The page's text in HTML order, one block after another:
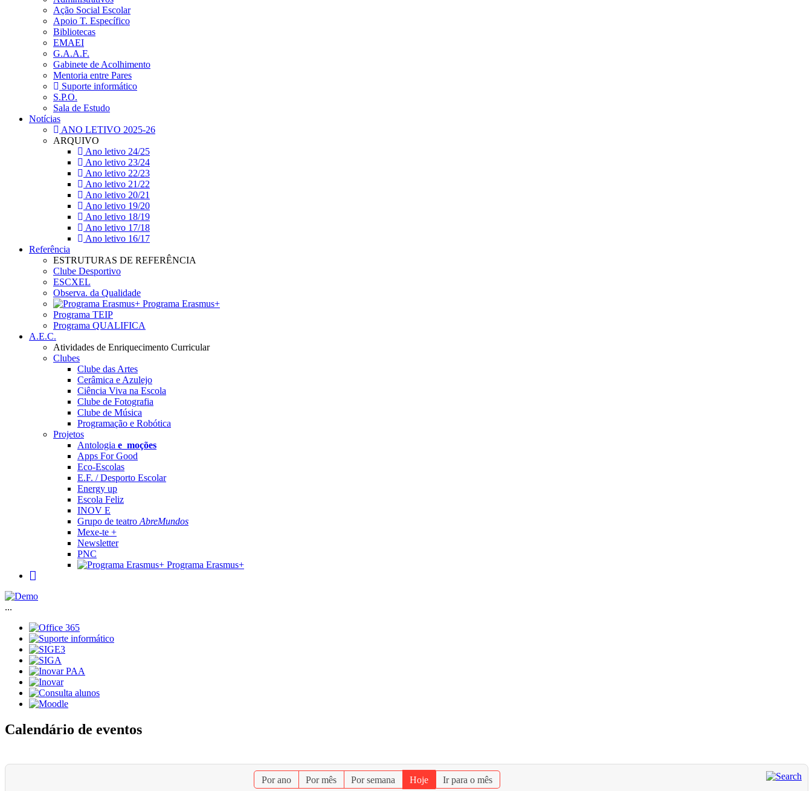
Ação Social Escolar
Apoio T. Específico
Bibliotecas
EMAEI
G.A.A.F.
Gabinete de Acolhimento
Mentoria entre Pares
Suporte informático
S.P.O.
Sala de Estudo
Notícias
ANO LETIVO 2025-26
ARQUIVO
Ano letivo 24/25
Ano letivo 23/24
Ano letivo 22/23
Ano letivo 21/22
Ano letivo 20/21
Ano letivo 19/20
Ano letivo 18/19
Ano letivo 17/18
Ano letivo 16/17
Referência
ESTRUTURAS DE REFERÊNCIA
Clube Desportivo
ESCXEL
Observa. da Qualidade
Programa Erasmus+
Programa TEIP
Programa QUALIFICA
A.E.C.
Atividades de Enriquecimento Curricular
Clubes
Clube das Artes
Cerâmica e Azulejo
Ciência Viva na Escola
Clube de Fotografia
Clube de Música
Programação e Robótica
Projetos
Antologia e_moções
Apps For Good
Eco-Escolas
E.F. / Desporto Escolar
Energy up
Escola Feliz
INOV E
Grupo de teatro AbreMundos
Mexe-te +
Newsletter
PNC
Programa Erasmus+
...
Calendário de eventos
Por ano Por mês Por semana Hoje Ir para o mês